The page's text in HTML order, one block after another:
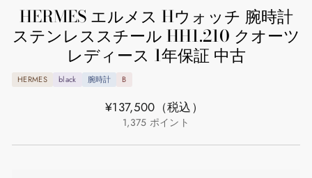
HERMES エルメス Hウォッチ 腕時計
ステンレススチール HH1.210 クオーツ
レディース 1年保証 中古
HERMES black 腕時計 B
通
¥137,500 （税込）
1,375 ポイント